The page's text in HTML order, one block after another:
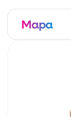
Mapa